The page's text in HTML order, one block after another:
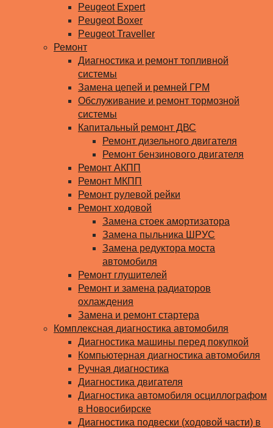
Peugeot Expert
Peugeot Boxer
Peugeot Traveller
Ремонт
Диагностика и ремонт топливной
системы
Замена цепей и ремней ГРМ
Обслуживание и ремонт тормозной
системы
Капитальный ремонт ДВС
Ремонт дизельного двигателя
Ремонт бензинового двигателя
Ремонт АКПП
Ремонт МКПП
Ремонт рулевой рейки
Ремонт ходовой
Замена стоек амортизатора
Замена пыльника ШРУС
Замена редуктора моста
автомобиля
Ремонт глушителей
Ремонт и замена радиаторов
охлаждения
Замена и ремонт стартера
Комплексная диагностика автомобиля
Диагностика машины перед покупкой
Компьютерная диагностика автомобиля
Ручная диагностика
Диагностика двигателя
Диагностика автомобиля осциллографом
в Новосибирске
Диагностика подвески (ходовой части) в